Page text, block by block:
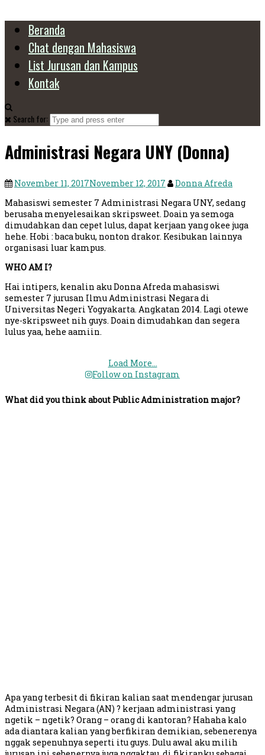
Beranda
Chat dengan Mahasiswa
List Jurusan dan Kampus
Kontak
Search for:
Administrasi Negara UNY (Donna)
November 11, 2017November 12, 2017
Donna Afreda
Mahasiswi semester 7 Administrasi Negara UNY, sedang
berusaha menyelesaikan skripsweet. Doain ya semoga
dimudahkan dan cepet lulus, dapat kerjaan yang okee juga
hehe. Hobi : baca buku, nonton drakor. Kesibukan lainnya
organisasi luar kampus.
WHO AM I?
Hai intipers, kenalin aku Donna Afreda mahasiswi
semester 7 jurusan Ilmu Administrasi Negara di
Universitas Negeri Yogyakarta. Angkatan 2014. Lagi otewe
nye-skripsweet nih guys. Doain dimudahkan dan segera
lulus yaa, hehe aamiin.
Load More...
Follow on Instagram
What did you think about Public Administration major?
Apa yang terbesit di fikiran kalian saat mendengar jurusan
Administrasi Negara (AN) ? kerjaan administrasi yang
ngetik – ngetik? Orang – orang di kantoran? Hahaha kalo
ada diantara kalian yang berfikiran demikian, sebenerenya
nggak sepenuhnya seperti itu guys. Dulu awal aku milih